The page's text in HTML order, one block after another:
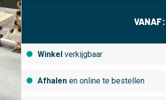
VANAF:
Winkel verkijgbaar
Afhalen en online te bestellen